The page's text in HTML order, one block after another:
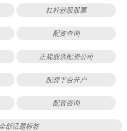
杠杆炒股股票
配资查询
正规股票配资公司
配资平台开户
配资咨询
全部话题标签